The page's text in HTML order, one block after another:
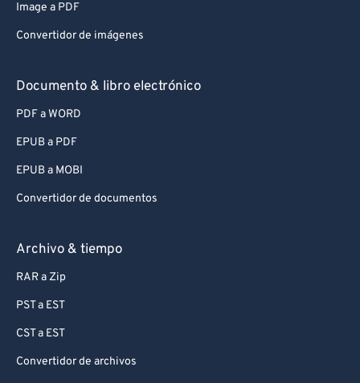
Image a PDF
Convertidor de imágenes
Documento & libro electrónico
PDF a WORD
EPUB a PDF
EPUB a MOBI
Convertidor de documentos
Archivo & tiempo
RAR a Zip
PST a EST
CST a EST
Convertidor de archivos